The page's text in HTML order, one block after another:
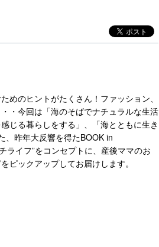
めのヒントがたくさん！ファッション、
・今回は「海のそばでナチュラルな生活
じる暮らしをする」、「海とともに生き
、昨年大反響を得たBOOK in
ライフ”をコンセプトに、産後ママのお
ピックアップしてお届けします。